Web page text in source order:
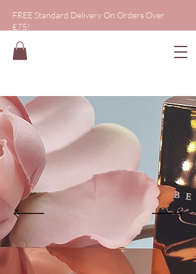
FREE Standard Delivery On Orders Over
£75!